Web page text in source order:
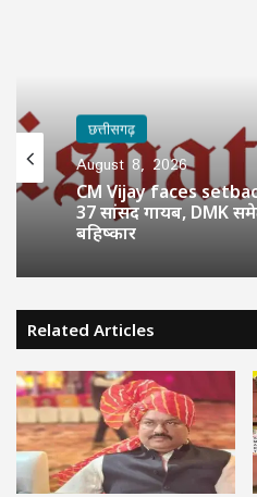
छत्तीसगढ़
August 8, 2026
CM Vijay faces
37 सांसद गायब, DMK
बहिष्कार
Related Articles